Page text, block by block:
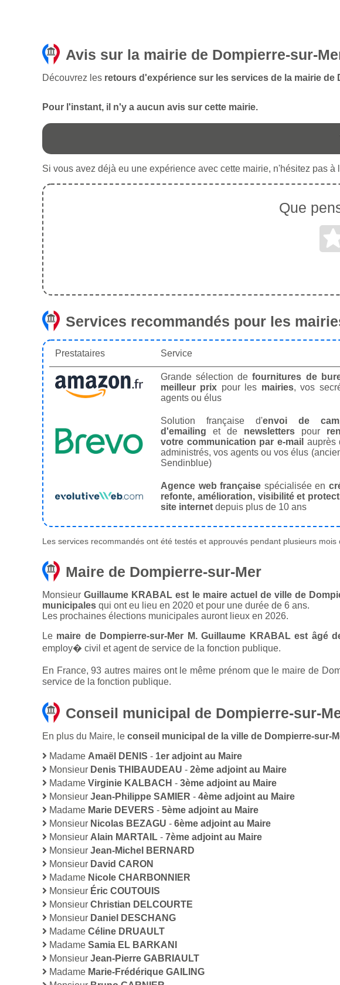
Avis sur la mairie de Dompierre-sur-
Découvrez les retours d'expérience sur les services de la mairie de
Pour l'instant, il n'y a aucun avis sur cette mairie.
Si vous avez déjà eu une expérience avec cette mairie, n'hésitez pas à
Que
Services recommandés pour les
Prestataires Service
Grande sélection defournitures de
meilleur prix pour les mairies, vos
agents ou élus
Solution française d'envoi de
d'emailing et de newsletterspour
votre communication par e-mail auprès
administrés, vos agents ou vos élus
Sendinblue)
Agence web française spécialisée en
refonte, amélioration, visibilité et
site internet depuis plus de 10 ans
Les services recommandés ont été testés et approuvés pendant plusieurs
Maire de Dompierre-sur-Mer
MonsieurGuillaume KRABAL est le maire actuel de ville de
municipales qui ont eu lieu en 2020 et pour une durée de 6 ans.
Les prochaines élections municipales auront lieux en 2026.
Le maire de Dompierre-sur-Mer M. Guillaume KRABAL est âgé
employ� civil et agent de service de la fonction publique.
En France, 93 autres maires ont le même prénom que le maire de
service de la fonction publique.
Conseil municipal de Dompierre-sur-
En plus du Maire, le conseil municipal de la ville de Dompierre-sur-
Madame Amaël DENIS - 1er adjoint au Maire
Monsieur Denis THIBAUDEAU - 2ème adjoint au Maire
Madame Virginie KALBACH - 3ème adjoint au Maire
Monsieur Jean-Philippe SAMIER - 4ème adjoint au Maire
Madame Marie DEVERS - 5ème adjoint au Maire
Monsieur Nicolas BEZAGU - 6ème adjoint au Maire
Monsieur Alain MARTAIL - 7ème adjoint au Maire
Monsieur Jean-Michel BERNARD
Monsieur David CARON
Madame Nicole CHARBONNIER
Monsieur Éric COUTOUIS
Monsieur Christian DELCOURTE
Monsieur Daniel DESCHANG
Madame Céline DRUAULT
Madame Samia EL BARKANI
Monsieur Jean-Pierre GABRIAULT
Madame Marie-Frédérique GAILING